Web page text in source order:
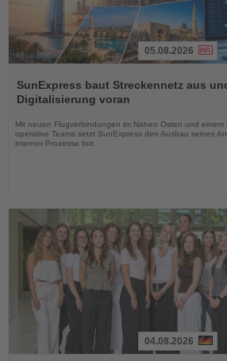
Sie
die
Nachrichten
05.08.2026
SunExpress baut Streckennetz aus
Digitalisierung voran
Mit neuen Flugverbindungen im Nahen Osten und
operative Teams setzt SunExpress den Ausbau seines
interner Prozesse fort.
04.08.2026